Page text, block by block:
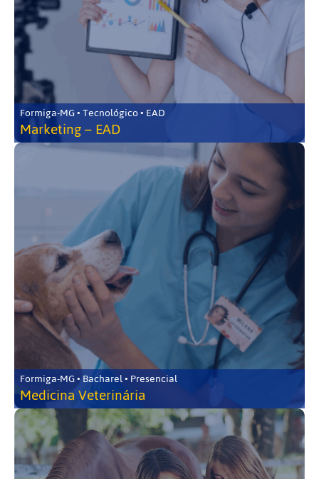
Formiga-MG • Tecnológico • EAD
Marketing – EAD
Formiga-MG • Bacharel • Presencial
Medicina Veterinária